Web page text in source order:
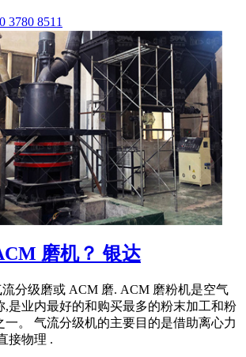
3780 8511
磨机？ 银达
流分级磨或 ACM 磨. ACM 磨粉机是空气
,是业内最好的和购买最多的粉末加工和粉
一。 气流分级机的主要目的是借助离心力
接物理 .